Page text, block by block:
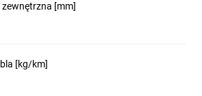
[mm]
[kg/km]